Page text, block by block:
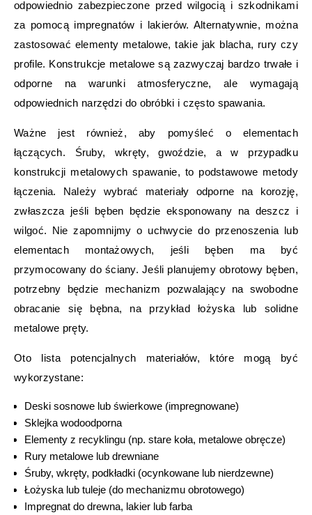
odpowiednio zabezpieczone przed wilgocią i szkodnikami
za pomocą impregnatów i lakierów. Alternatywnie, można
zastosować elementy metalowe, takie jak blacha, rury czy
profile. Konstrukcje metalowe są zazwyczaj bardzo trwałe i
odporne na warunki atmosferyczne, ale wymagają
odpowiednich narzędzi do obróbki i często spawania.
Ważne jest również, aby pomyśleć o elementach
łączących. Śruby, wkręty, gwoździe, a w przypadku
konstrukcji metalowych spawanie, to podstawowe metody
łączenia. Należy wybrać materiały odporne na korozję,
zwłaszcza jeśli bęben będzie eksponowany na deszcz i
wilgoć. Nie zapomnijmy o uchwycie do przenoszenia lub
elementach montażowych, jeśli bęben ma być
przymocowany do ściany. Jeśli planujemy obrotowy bęben,
potrzebny będzie mechanizm pozwalający na swobodne
obracanie się bębna, na przykład łożyska lub solidne
metalowe pręty.
Oto lista potencjalnych materiałów, które mogą być
wykorzystane:
Deski sosnowe lub świerkowe (impregnowane)
Sklejka wodoodporna
Elementy z recyklingu (np. stare koła, metalowe obręcze)
Rury metalowe lub drewniane
Śruby, wkręty, podkładki (ocynkowane lub nierdzewne)
Łożyska lub tuleje (do mechanizmu obrotowego)
Impregnat do drewna, lakier lub farba